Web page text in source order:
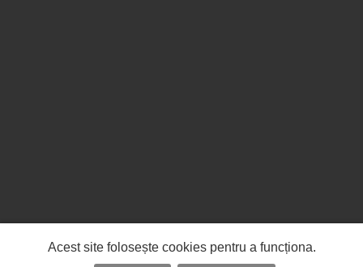
Acest site folosește cookies pentru a funcționa.